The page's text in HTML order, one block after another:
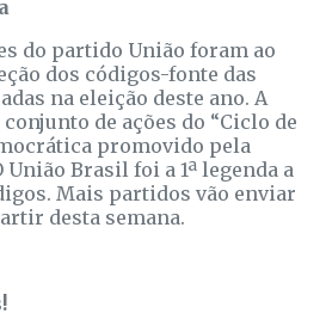
do partido União foram ao
dos códigos-fonte das
na eleição deste ano. A
de ações do “Ciclo de
promovido pela
União Brasil foi a 1ª legenda a
Mais partidos vão enviar
desta semana.